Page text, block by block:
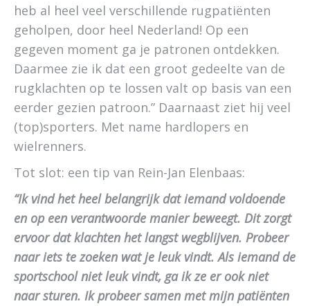
heb al heel veel verschillende rugpatiënten
geholpen, door heel Nederland! Op een
gegeven moment ga je patronen ontdekken.
Daarmee zie ik dat een groot gedeelte van de
rugklachten op te lossen valt op basis van een
eerder gezien patroon.” Daarnaast ziet hij veel
(top)sporters. Met name hardlopers en
wielrenners.
Tot slot: een tip van Rein-Jan Elenbaas:
“Ik vind het heel belangrijk dat iemand voldoende
en op een verantwoorde manier beweegt. Dit zorgt
ervoor dat klachten het langst wegblijven. Probeer
naar iets te zoeken wat je leuk vindt. Als iemand de
sportschool niet leuk vindt, ga ik ze er ook niet
naar sturen. Ik probeer samen met mijn patiënten